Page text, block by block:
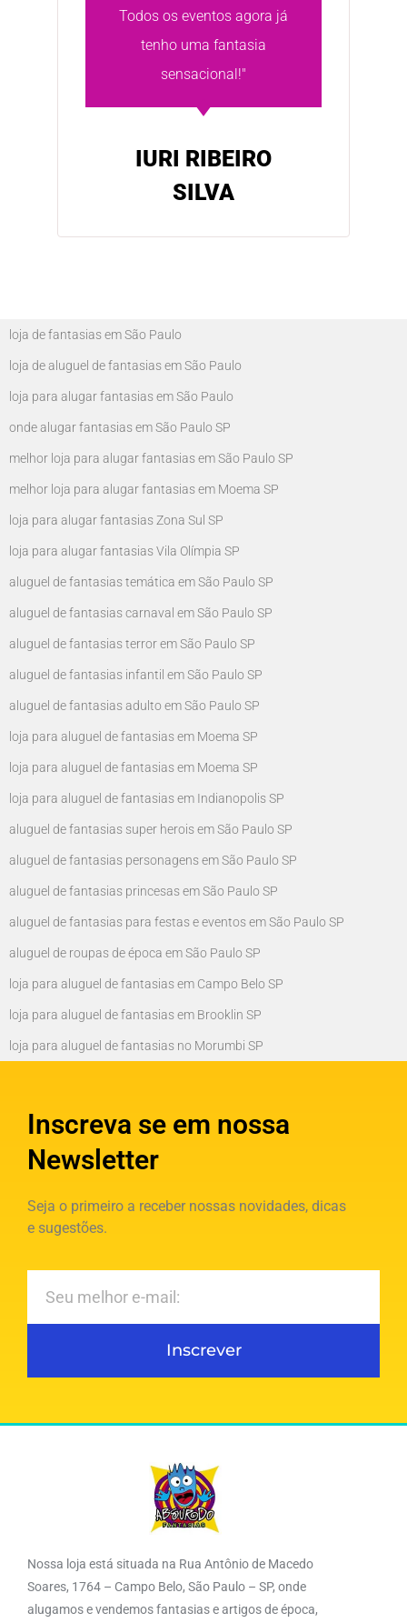
Todos os eventos agora já
tenho uma fantasia
sensacional!"
IURI RIBEIRO
SILVA
loja de fantasias em São Paulo
loja de aluguel de fantasias em São Paulo
loja para alugar fantasias em São Paulo
onde alugar fantasias em São Paulo SP
melhor loja para alugar fantasias em São Paulo SP
melhor loja para alugar fantasias em Moema SP
loja para alugar fantasias Zona Sul SP
loja para alugar fantasias Vila Olímpia SP
aluguel de fantasias temática em São Paulo SP
aluguel de fantasias carnaval em São Paulo SP
aluguel de fantasias terror em São Paulo SP
aluguel de fantasias infantil em São Paulo SP
aluguel de fantasias adulto em São Paulo SP
loja para aluguel de fantasias em Moema SP
loja para aluguel de fantasias em Moema SP
loja para aluguel de fantasias em Indianopolis SP
aluguel de fantasias super herois em São Paulo SP
aluguel de fantasias personagens em São Paulo SP
aluguel de fantasias princesas em São Paulo SP
aluguel de fantasias para festas e eventos em São Paulo SP
aluguel de roupas de época em São Paulo SP
loja para aluguel de fantasias em Campo Belo SP
loja para aluguel de fantasias em Brooklin SP
loja para aluguel de fantasias no Morumbi SP
Inscreva se em nossa
Newsletter
Seja o primeiro a receber nossas novidades, dicas
e sugestões.
Inscrever
Nossa loja está situada na Rua Antônio de Macedo
Soares, 1764 – Campo Belo, São Paulo – SP, onde
alugamos e vendemos fantasias e artigos de época,